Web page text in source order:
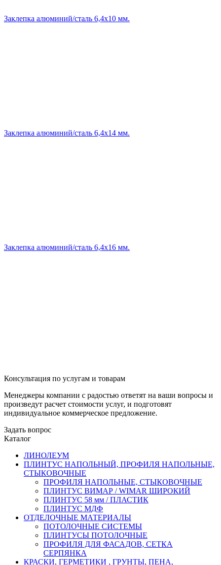
Заклепка алюминий/сталь 6,4х10 мм.
Заклепка алюминий/сталь 6,4х14 мм.
Заклепка алюминий/сталь 6,4х16 мм.
Консультация по услугам и товарам
Менеджеры компании с радостью ответят на ваши вопросы и
произведут расчет стоимости услуг, и подготовят
индивидуальное коммерческое предложение.
Задать вопрос
Каталог
ЛИНОЛЕУМ
ПЛИНТУС НАПОЛЬНЫЙ, ПРОФИЛЯ НАПОЛЬНЫЕ,
СТЫКОВОЧНЫЕ
ПРОФИЛЯ НАПОЛЬНЫЕ, СТЫКОВОЧНЫЕ
ПЛИНТУС ВИМАР / WIMAR ШИРОКИЙ
ПЛИНТУС 58 мм / ПЛАСТИК
ПЛИНТУС МДФ
ОТДЕЛОЧНЫЕ МАТЕРИАЛЫ
ПОТОЛОЧНЫЕ СИСТЕМЫ
ПЛИНТУСЫ ПОТОЛОЧНЫЕ
ПРОФИЛЯ ДЛЯ ФАСАДОВ, СЕТКА
СЕРПЯНКА
КРАСКИ, ГЕРМЕТИКИ , ГРУНТЫ, ПЕНА,